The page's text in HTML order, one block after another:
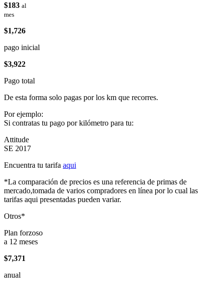
$183 al
mes
$1,726
pago inicial
$3,922
Pago total
De esta forma solo pagas por los km que recorres.
Por ejemplo:
Si contratas tu pago por kilómetro para tu:
Attitude
SE 2017
Encuentra tu tarifa aqui
*La comparación de precios es una referencia de primas de
mercado,tomada de varios compradores en línea por lo cual las
tarifas aqui presentadas pueden variar.
Otros*
Plan forzoso
a 12 meses
$7,371
anual